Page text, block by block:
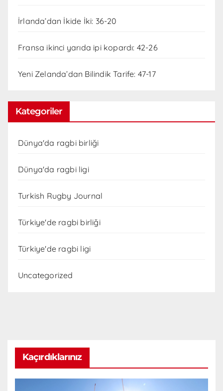
İrlanda’dan İkide İki: 36-20
Fransa ikinci yarıda ipi kopardı: 42-26
Yeni Zelanda’dan Bilindik Tarife: 47-17
Kategoriler
Dünya'da ragbi birliği
Dünya'da ragbi ligi
Turkish Rugby Journal
Türkiye'de ragbi birliği
Türkiye'de ragbi ligi
Uncategorized
Kaçırdıklarınız